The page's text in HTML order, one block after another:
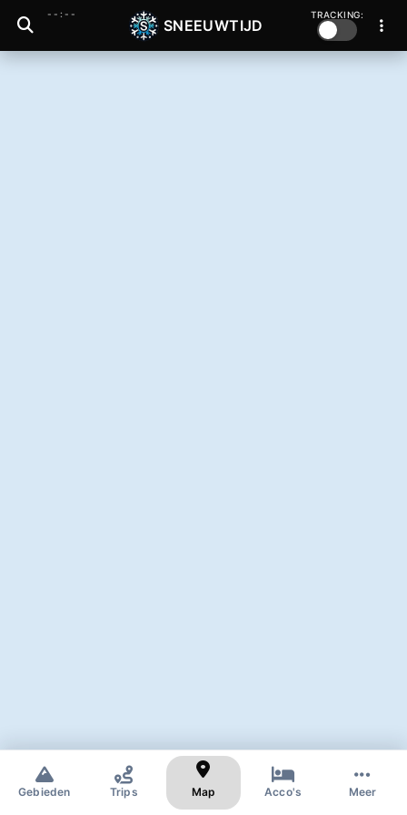
--:--
SNEEUWTIJD
TRACKING:
Gebieden Trips Map Acco's Meer